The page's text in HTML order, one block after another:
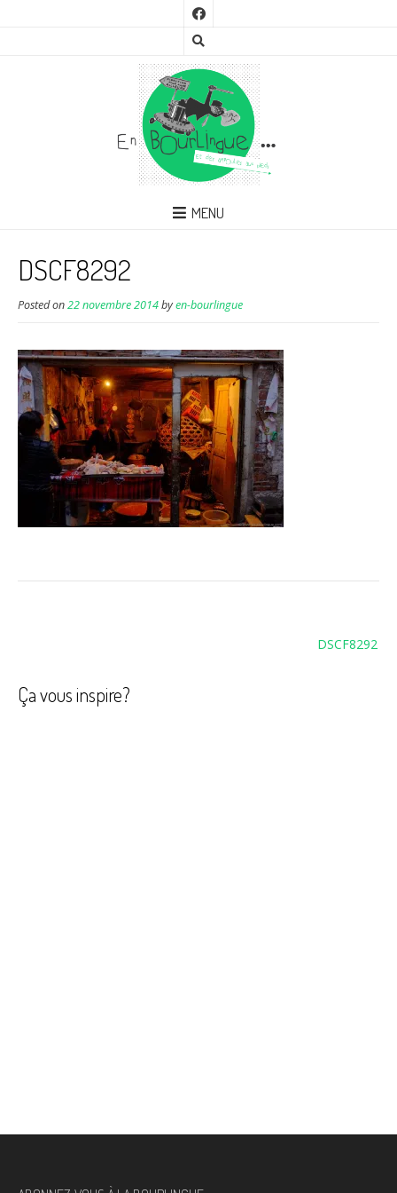
MENU
DSCF8292
Posted on22 novembre 2014byen-bourlingue
DSCF8292
Ça vous inspire?